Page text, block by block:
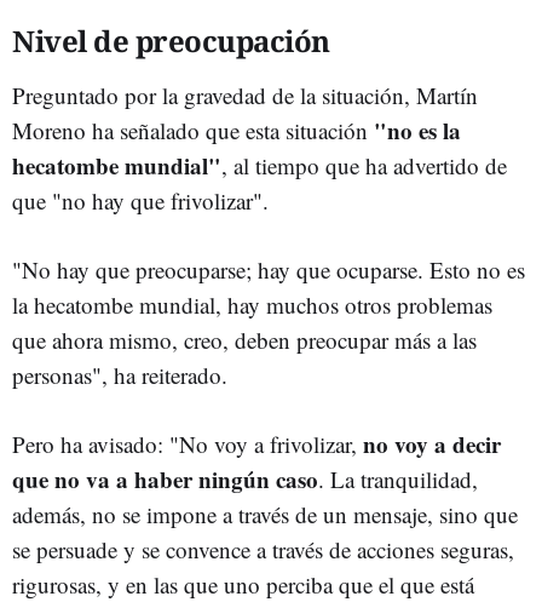
Nivel de preocupación
Preguntado por la gravedad de la situación, Martín
Moreno ha señalado que esta situación "no es la
hecatombe mundial", al tiempo que ha advertido de
que "no hay que frivolizar".
"No hay que preocuparse; hay que ocuparse. Esto no es
la hecatombe mundial, hay muchos otros problemas
que ahora mismo, creo, deben preocupar más a las
personas", ha reiterado.
Pero ha avisado: "No voy a frivolizar, no voy a decir
que no va a haber ningún caso. La tranquilidad,
además, no se impone a través de un mensaje, sino que
se persuade y se convence a través de acciones seguras,
rigurosas, y en las que uno perciba que el que está